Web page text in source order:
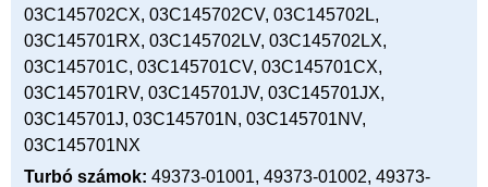
03C145702CX, 03C145702CV, 03C145702L,
03C145701RX, 03C145702LV, 03C145702LX,
03C145701C, 03C145701CV, 03C145701CX,
03C145701RV, 03C145701JV, 03C145701JX,
03C145701J, 03C145701N, 03C145701NV,
03C145701NX
Turbó számok: 49373-01001, 49373-01002, 49373-